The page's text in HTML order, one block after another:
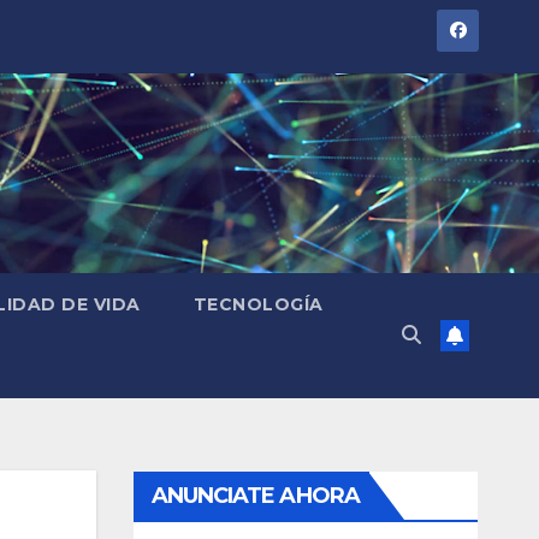
DE VIDA TECNOLOGÍA
ANUNCIATE AHORA